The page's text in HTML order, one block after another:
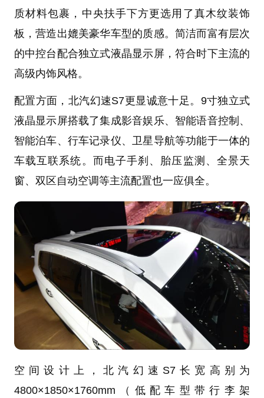
质材料包裹，中央扶手下方更选用了真木纹装饰
板，营造出媲美豪华车型的质感。简洁而富有层次
的中控台配合独立式液晶显示屏，符合时下主流的
高级内饰风格。
配置方面，北汽幻速S7更显诚意十足。9寸独立式
液晶显示屏搭载了集成影音娱乐、智能语音控制、
智能泊车、行车记录仪、卫星导航等功能于一体的
车载互联系统。而电子手刹、胎压监测、全景天
窗、双区自动空调等主流配置也一应俱全。
空间设计上，北汽幻速S7长宽高别为
4800×1850×1760mm（低配车型带行李架